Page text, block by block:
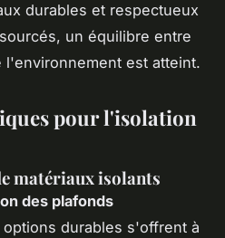
durables et respectueux
un équilibre entre
est atteint.
pour l'isolation
matériaux isolants
des plafonds
durables s'offrent à